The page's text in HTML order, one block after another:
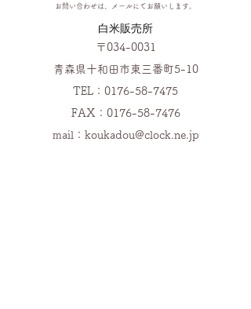
お問い合わせは、メールにてお願いします。
​白米販売所
〒034-0031
青森県十和田市東三番町5-10
TEL：0176-58-7475
FAX：0176-58-7476
mail： koukadou@clock.ne.jp